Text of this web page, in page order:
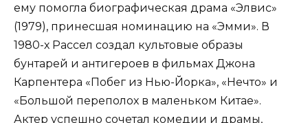
ему помогла биографическая драма «Элвис»
(1979), принесшая номинацию на «Эмми». В
1980-х Рассел создал культовые образы
бунтарей и антигероев в фильмах Джона
Карпентера «Побег из Нью-Йорка», «Нечто» и
«Большой переполох в маленьком Китае».
Актер успешно сочетал комедии и драмы,